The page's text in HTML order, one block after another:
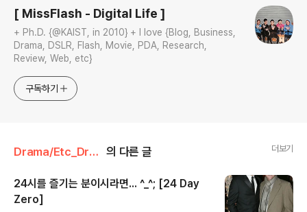
[ MissFlash - Digital Life ]
+ Ph.D. {@KAIST, in 2010} + I love {Blog, Business,
Drama, DSLR, Flash, Movie, PDA, Research,
Review, Web, etc}
구독하기
Drama/Etc_Drama 의 다른 글 더보기
24시를 즐기는 분이시라면... ^_^; [24 Day
Zero]